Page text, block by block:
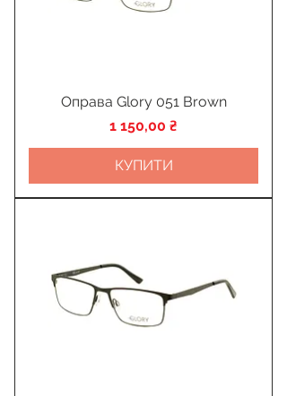
Оправа Glory 051 Brown
Ціна
1 150,00 ₴
КУПИТИ